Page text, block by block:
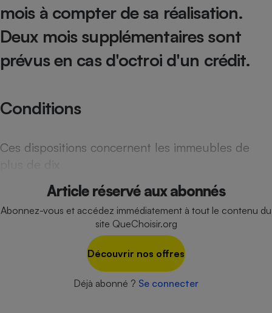
mois à compter de sa réalisation.
Deux mois supplémentaires sont
prévus en cas d'octroi d'un crédit.
Conditions
Ces dispositions concernent les immeubles de
plus de dix
Article réservé aux abonnés
Abonnez-vous et accédez immédiatement à tout le contenu du
site QueChoisir.org
Découvrir nos offres
Déjà abonné ? Se connecter